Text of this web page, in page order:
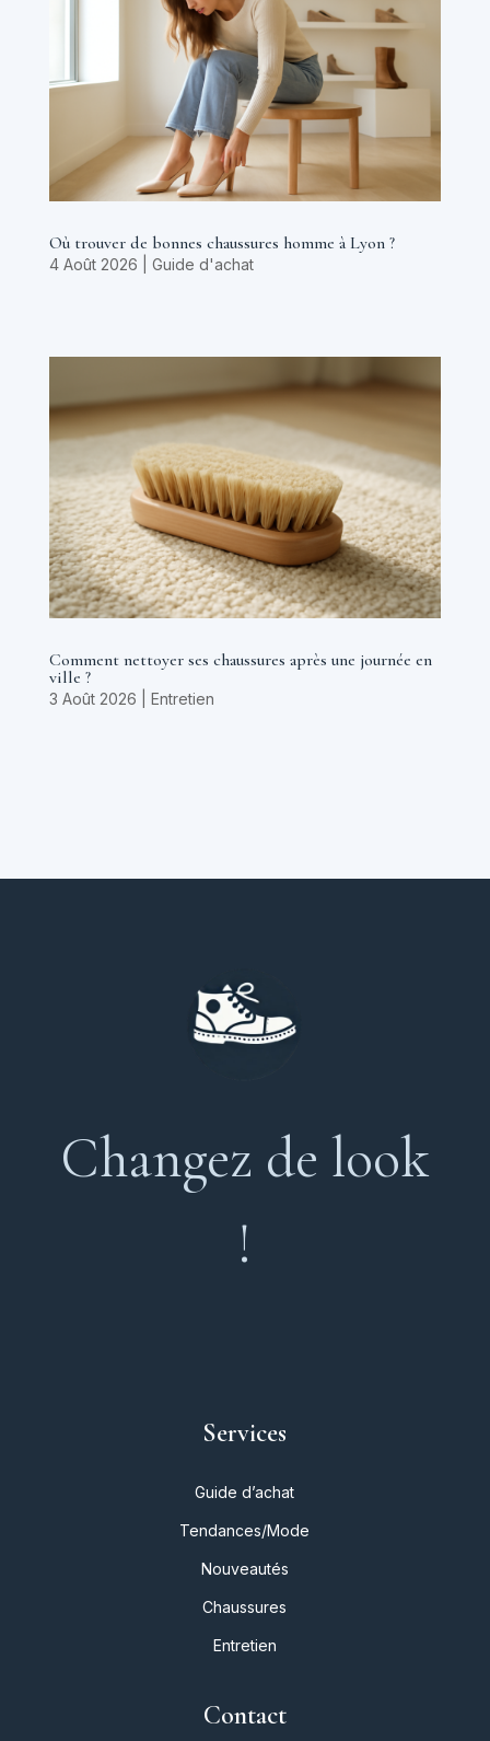
Où trouver de bonnes chaussures homme à Lyon ?
4 Août 2026 Guide d'achat
Comment nettoyer ses chaussures après une journée en
ville ?
3 Août 2026 Entretien
Changez de look
!
Services
Guide d’achat
Tendances/Mode
Nouveautés
Chaussures
Entretien
Contact